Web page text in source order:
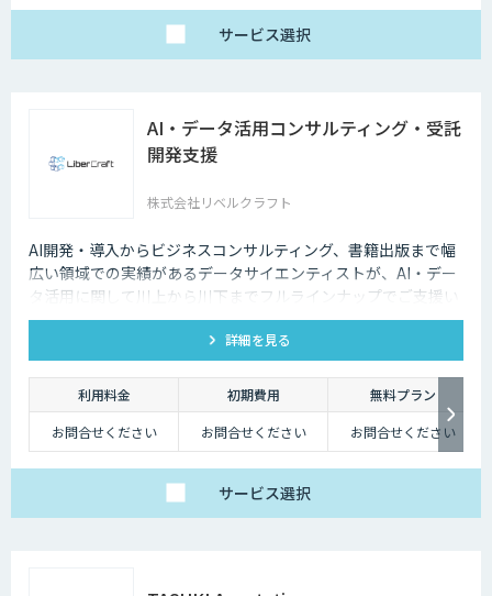
サービス選択
AI・データ活用コンサルティング・受託
開発支援
株式会社リベルクラフト
AI開発・導入からビジネスコンサルティング、書籍出版まで幅
広い領域での実績があるデータサイエンティストが、AI・デー
タ活用に関して川上から川下までフルラインナップでご支援い
たします。
詳細を見る
利用料金 初期費用
無料プラン
お問合せください
お問合せください お問合せください
サービス選択